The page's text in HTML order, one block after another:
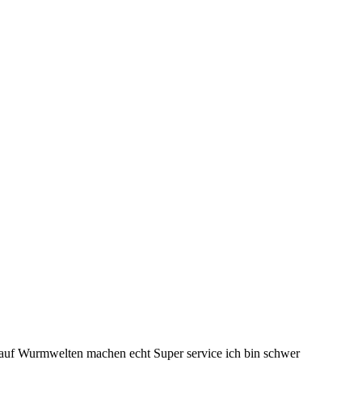
Wurmwelten machen echt Super service ich bin schwer